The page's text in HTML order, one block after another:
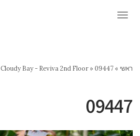
תפריט
ראשי »
Cloudy Bay - Reviva 2nd Floor »09447
09447